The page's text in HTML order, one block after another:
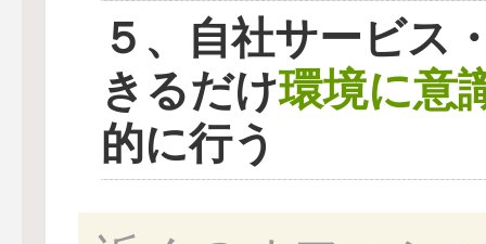
５、自社サービス
きるだけ環境に意
的に行う